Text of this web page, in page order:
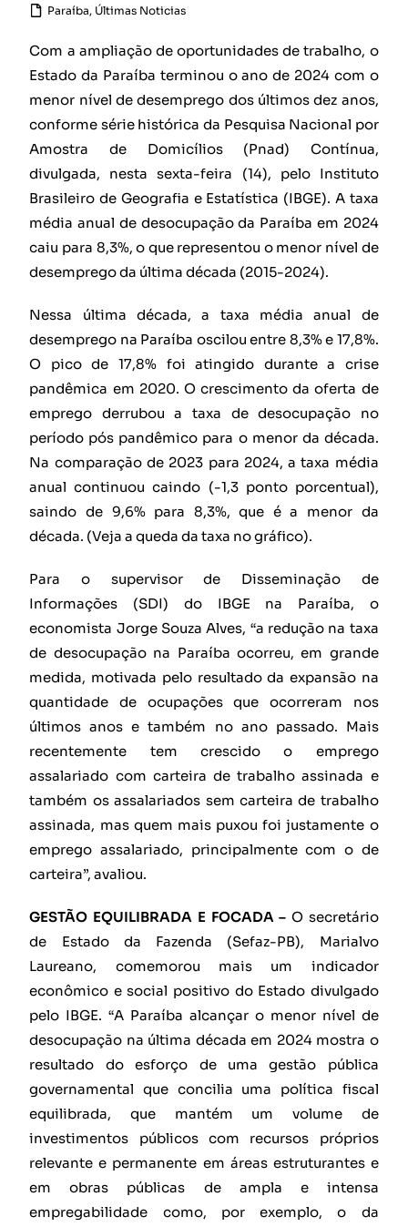
Paraíba, Últimas Noticias
Com a ampliação de oportunidades de trabalho, o
Estado da Paraíba terminou o ano de 2024 com o
menor nível de desemprego dos últimos dez anos,
conforme série histórica da Pesquisa Nacional por
Amostra de Domicílios (Pnad) Contínua,
divulgada, nesta sexta-feira (14), pelo Instituto
Brasileiro de Geografia e Estatística (IBGE). A taxa
média anual de desocupação da Paraíba em 2024
caiu para 8,3%, o que representou o menor nível de
desemprego da última década (2015-2024).
Nessa última década, a taxa média anual de
desemprego na Paraíba oscilou entre 8,3% e 17,8%.
O pico de 17,8% foi atingido durante a crise
pandêmica em 2020. O crescimento da oferta de
emprego derrubou a taxa de desocupação no
período pós pandêmico para o menor da década.
Na comparação de 2023 para 2024, a taxa média
anual continuou caindo (-1,3 ponto porcentual),
saindo de 9,6% para 8,3%, que é a menor da
década. (Veja a queda da taxa no gráfico).
Para o supervisor de Disseminação de
Informações (SDI) do IBGE na Paraíba, o
economista Jorge Souza Alves, “a redução na taxa
de desocupação na Paraíba ocorreu, em grande
medida, motivada pelo resultado da expansão na
quantidade de ocupações que ocorreram nos
últimos anos e também no ano passado. Mais
recentemente tem crescido o emprego
assalariado com carteira de trabalho assinada e
também os assalariados sem carteira de trabalho
assinada, mas quem mais puxou foi justamente o
emprego assalariado, principalmente com o de
carteira”, avaliou.
GESTÃO EQUILIBRADA E FOCADA – O secretário
de Estado da Fazenda (Sefaz-PB), Marialvo
Laureano, comemorou mais um indicador
econômico e social positivo do Estado divulgado
pelo IBGE. “A Paraíba alcançar o menor nível de
desocupação na última década em 2024 mostra o
resultado do esforço de uma gestão pública
governamental que concilia uma política fiscal
equilibrada, que mantém um volume de
investimentos públicos com recursos próprios
relevante e permanente em áreas estruturantes e
em obras públicas de ampla e intensa
empregabilidade como, por exemplo, o da